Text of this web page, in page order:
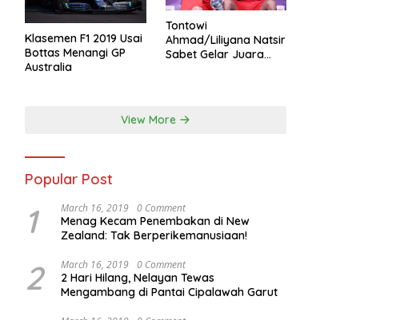
Klasemen F1 2019 Usai
Bottas Menangi GP
Australia
Tontowi
Ahmad/Liliyana Natsir
Sabet Gelar Juara
View More
Popular Post
1 March 16, 2019 0 Comment
Menag Kecam Penembakan di New
Zealand: Tak Berperikemanusiaan!
2 March 16, 2019 0 Comment
2 Hari Hilang, Nelayan Tewas
Mengambang di Pantai Cipalawah Garut